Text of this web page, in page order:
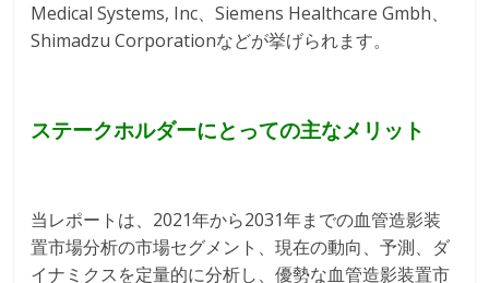
Medical Systems, Inc、Siemens Healthcare Gmbh、
Shimadzu Corporationなどが挙げられます。
ステークホルダーにとっての主なメリット
当レポートは、2021年から2031年までの血管造影装
置市場分析の市場セグメント、現在の動向、予測、ダ
イナミクスを定量的に分析し、優勢な血管造影装置市